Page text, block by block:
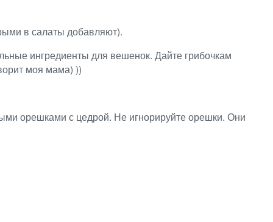
в салаты добавляют).
ингредиенты для вешенок. Дайте грибочкам
моя мама) ))
орешками с цедрой. Не игнорируйте орешки. Они